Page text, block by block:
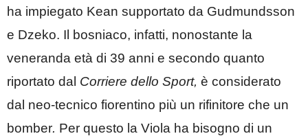
ha impiegato Kean supportato da Gudmundsson
e Dzeko. Il bosniaco, infatti, nonostante la
veneranda età di 39 anni e secondo quanto
riportato dal Corriere dello Sport, è considerato
dal neo-tecnico fiorentino più un rifinitore che un
bomber. Per questo la Viola ha bisogno di un